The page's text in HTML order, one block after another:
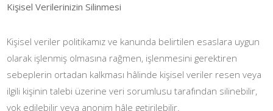
Kişisel Verilerinizin Silinmesi
Kişisel veriler politikamız ve kanunda belirtilen esaslara uygun
olarak işlenmiş olmasına rağmen, işlenmesini gerektiren
sebeplerin ortadan kalkması hâlinde kişisel veriler resen veya
ilgili kişinin talebi üzerine veri sorumlusu tarafından silinebilir,
yok edilebilir veya anonim hâle getirilebilir.